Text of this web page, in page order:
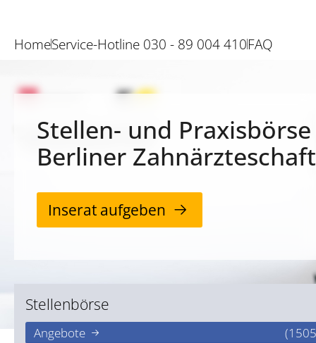
HomeService-Hotline 030 - 89 004 410FAQ
Stellen- und
Berliner Zahnärzteschaft
Inserat aufgeben
Stellenbörse
Angebote